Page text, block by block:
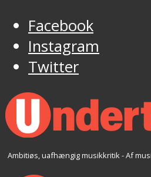
Facebook
Instagram
Twitter
Ambitiøs, uafhængig musikkritik - Af